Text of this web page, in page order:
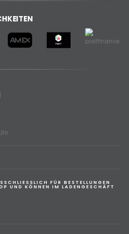
FÜR BESTELLUNGEN
UND KÖNNEN IM LADENGESCHÄFT